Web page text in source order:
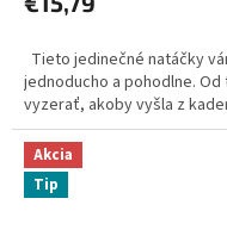
Tieto jedinečné natáčky
jednoducho a pohodlne.
vyzerať, akoby vyšla z
Akcia
Tip